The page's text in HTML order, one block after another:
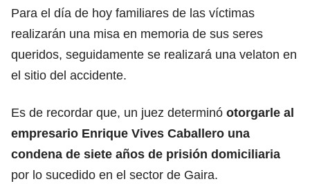
Para el día de hoy familiares de las víctimas
realizarán una misa en memoria de sus seres
queridos, seguidamente se realizará una velaton en
el sitio del accidente.
Es de recordar que, un juez determinó otorgarle al
empresario Enrique Vives Caballero una
condena de siete años de prisión domiciliaria
por lo sucedido en el sector de Gaira.